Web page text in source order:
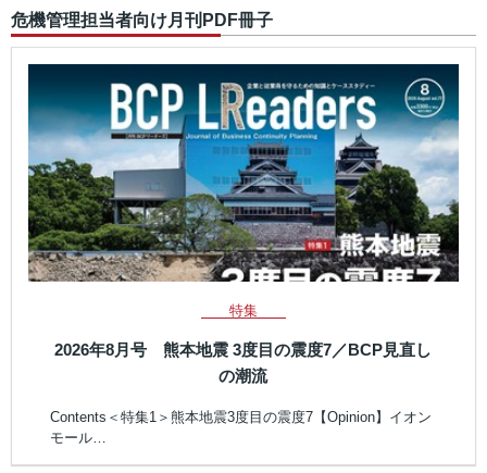
危機管理担当者向け月刊PDF冊子
特集
2026年8月号 熊本地震 3度目の震度7／BCP見直し
の潮流
Contents＜特集1＞熊本地震3度目の震度7【Opinion】イオン
モール…